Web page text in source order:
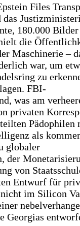
Files
das
180.000 Bilder
die
Maschinerie –
war, um
zu
FBI-
was am
privaten
Pädophilen
als
globaler
der
von
Entwurf für
im Silicon
Georgias